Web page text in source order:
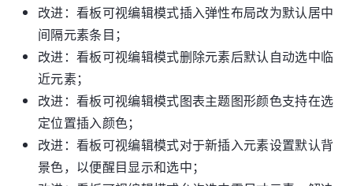
改进：看板可视编辑模式插入弹性布局改为默认居中
间隔元素条目；
改进：看板可视编辑模式删除元素后默认自动选中临
近元素；
改进：看板可视编辑模式图表主题图形颜色支持在选
定位置插入颜色；
改进：看板可视编辑模式对于新插入元素设置默认背
景色，以便醒目显示和选中；